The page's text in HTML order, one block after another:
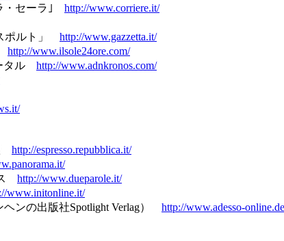
・セーラ｣ http://www.corriere.it/
ポルト」 http://www.gazzetta.it/
http://www.ilsole24ore.com/
タル http://www.adnkronos.com/
http://espresso.repubblica.it/
http://www.dueparole.it/
www.initonline.it/
ンの出版社Spotlight Verlag） http://www.adesso-